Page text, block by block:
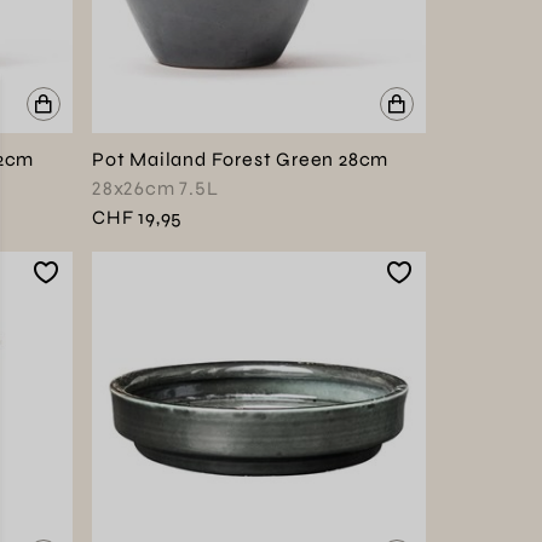
Pot Mailand Forest Green 28cm
28x26cm 7.5L
CHF 19,95